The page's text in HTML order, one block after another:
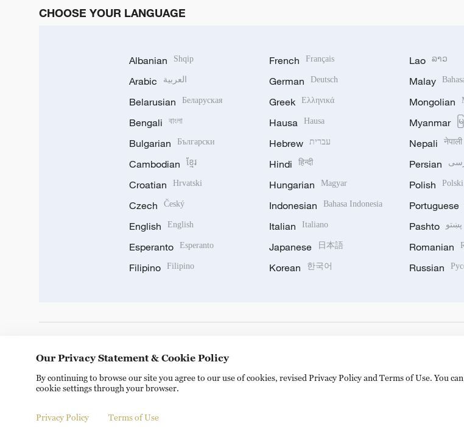
CHOOSE YOUR LANGUAGE
Albanian Shqip
Arabic العربية
Belarusian Беларуская
Bengali বাংলা
Bulgarian Български
Cambodian ខ្មែរ
Croatian Hrvatski
Czech Český
English English
Esperanto Esperanto
Filipino Filipino
French Français
German Deutsch
Greek Ελληνικά
Hausa Hausa
Hebrew עברית
Hindi हिन्दी
Hungarian Magyar
Indonesian Bahasa Indonesia
Italian Italiano
Japanese 日本語
Korean 한국어
Lao ລາວ
Malay
Mongolian
Myanmar
Nepali नेपाली
Persian
Polish Polski
Portuguese
Pashto پښتو
Romanian
Russian
© China Radio International.CRI. All Rights Reserved. 16A Shijingshan Road, Beijing, China. 100040
Our Privacy Statement & Cookie Policy
By continuing to browse our site you agree to our use of cookies, revised Privacy Policy and Terms of Use. You
cookie settings through your browser.
Privacy Policy Terms of Use